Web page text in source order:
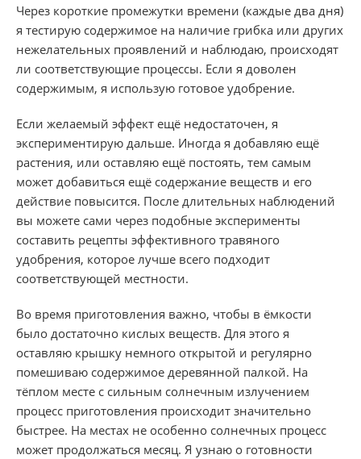
Через короткие промежутки времени (каждые два дня)
я тестирую содержимое на наличие грибка или других
нежелательных проявлений и наблюдаю, происходят
ли соответствующие процессы. Если я доволен
содержимым, я использую готовое удобрение.
Если желаемый эффект ещё недостаточен, я
экспериментирую дальше. Иногда я добавляю ещё
растения, или оставляю ещё постоять, тем самым
может добавиться ещё содержание веществ и его
действие повысится. После длительных наблюдений
вы можете сами через подобные эксперименты
составить рецепты эффективного травяного
удобрения, которое лучше всего подходит
соответствующей местности.
Во время приготовления важно, чтобы в ёмкости
было достаточно кислых веществ. Для этого я
оставляю крышку немного открытой и регулярно
помешиваю содержимое деревянной палкой. На
тёплом месте с сильным солнечным излучением
процесс приготовления происходит значительно
быстрее. На местах не особенно солнечных процесс
может продолжаться месяц. Я узнаю о готовности